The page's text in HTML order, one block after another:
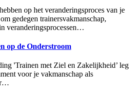
op het veranderingsproces van je
gedegen trainersvakmanschap,
veranderingsprocessen…
op de Onderstroom
'Trainen met Ziel en Zakelijkheid’ leg
voor je vakmanschap als